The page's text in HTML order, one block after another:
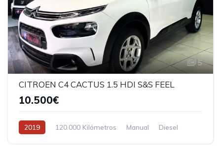
5
CITROEN C4 CACTUS 1.5 HDI S&S FEEL
10.500€
2019 120.000 Kilómetros Manual Diesel